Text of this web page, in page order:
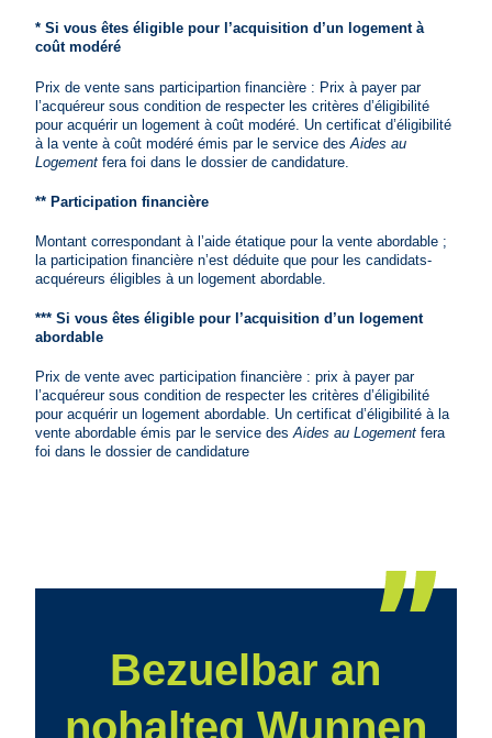
* Si vous êtes éligible pour l’acquisition d’un logement à
coût modéré
Prix de vente sans participartion financière : Prix à payer par
l’acquéreur sous condition de respecter les critères d’éligibilité
pour acquérir un logement à coût modéré. Un certificat d’éligibilité
à la vente à coût modéré émis par le service des Aides au
Logementfera foi dans le dossier de candidature.
** Participation financière
Montant correspondant à l’aide étatique pour la vente abordable ;
la participation financière n’est déduite que pour les candidats-
acquéreurs éligibles à un logement abordable.
*** Si vous êtes éligible pour l’acquisition d’un logement
abordable
Prix de vente avec participation financière : prix à payer par
l’acquéreur sous condition de respecter les critères d’éligibilité
pour acquérir un logement abordable. Un certificat d’éligibilité à la
vente abordable émis par le service des Aides au Logementfera
foi dans le dossier de candidature
Bezuelbar an
nohalteg Wunnen